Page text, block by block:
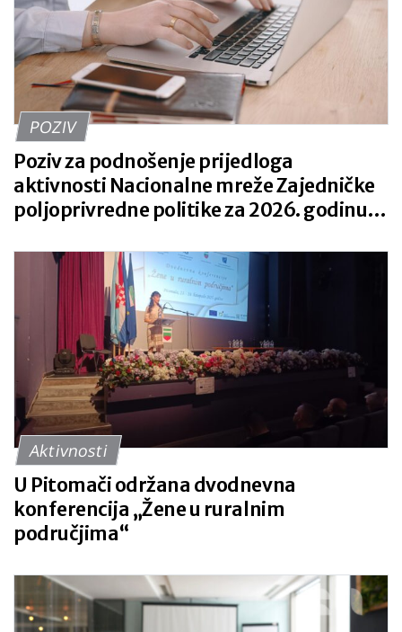
POZIV
Poziv za podnošenje prijedloga
aktivnosti Nacionalne mreže Zajedničke
poljoprivredne politike za 2026. godinu,
Aktivnosti
U Pitomači održana dvodnevna
konferencija „Žene u ruralnim
područjima“